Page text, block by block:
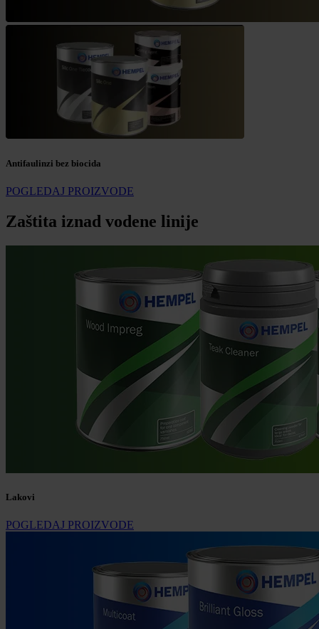
Antifaulinzi bez biocida
POGLEDAJ PROIZVODE
Zaštita iznad vodene linije
Lakovi
POGLEDAJ PROIZVODE